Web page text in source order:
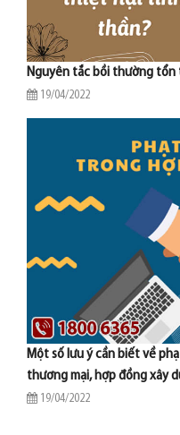
Nguyên tắc bồi thường
19/04/2022
Một số lưu ý cần biết về
thương mại, hợp đồng xây
19/04/2022